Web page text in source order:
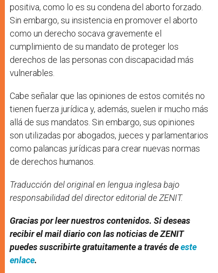
positiva, como lo es su condena del aborto forzado.
Sin embargo, su insistencia en promover el aborto
como un derecho socava gravemente el
cumplimiento de su mandato de proteger los
derechos de las personas con discapacidad más
vulnerables.
Cabe señalar que las opiniones de estos comités no
tienen fuerza jurídica y, además, suelen ir mucho más
allá de sus mandatos. Sin embargo, sus opiniones
son utilizadas por abogados, jueces y parlamentarios
como palancas jurídicas para crear nuevas normas
de derechos humanos.
Traducción del original en lengua inglesa bajo
responsabilidad del director editorial de ZENIT.
Gracias por leer nuestros contenidos. Si deseas
recibir el mail diario con las noticias de ZENIT
puedes suscribirte gratuitamente a través deeste
enlace.